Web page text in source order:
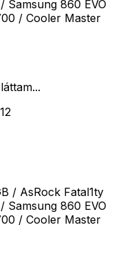
Samsung 860 EVO
/ Cooler Master
/ AsRock Fatal1ty
Samsung 860 EVO
/ Cooler Master